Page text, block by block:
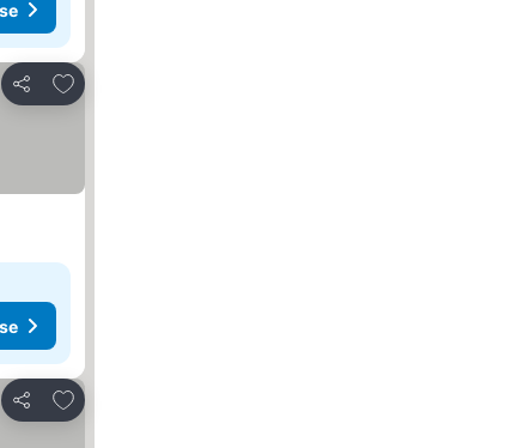
Megosztás
Hozzáadás a kedvencekhez
Megosztás
Hozzáadás a kedvencekhez